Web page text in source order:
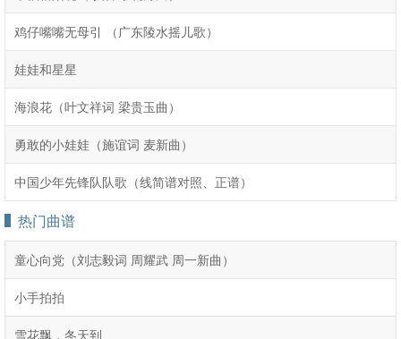
鸡仔嘴嘴无母引 （广东陵水摇儿歌）
娃娃和星星
海浪花（叶文祥词 梁贵玉曲）
勇敢的小娃娃（施谊词 麦新曲）
中国少年先锋队队歌（线简谱对照、正谱）
热门曲谱
童心向党（刘志毅词 周耀武 周一新曲）
小手拍拍
雪花飘，冬天到